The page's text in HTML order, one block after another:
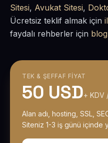
Sitesi, Avukat Sitesi,
Ücretsiz teklif almak için
faydalı rehberler için blog
TEK & ŞEFFAF FIYAT
50 USD+ KDV
Alan adı, hosting, SSL,
Siteniz 1-3 iş günü içinde